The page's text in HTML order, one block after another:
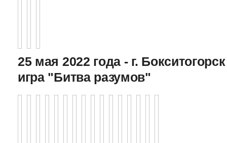
25 мая 2022 года - г.
игра "Битва разумов"